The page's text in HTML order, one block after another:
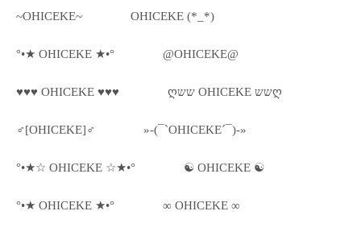
~OHICEKE~ OHICEKE (*_*)
°•★ OHICEKE ★•° @OHICEKE@
♥♥♥ OHICEKE ♥♥♥ ღשש OHICEKE ששღ
♂[OHICEKE]♂ »-(¯`OHICEKE´¯)-»
°•★☆ OHICEKE ☆★•° ☯ OHICEKE ☯
°•★ OHICEKE ★•° ∞ OHICEKE ∞